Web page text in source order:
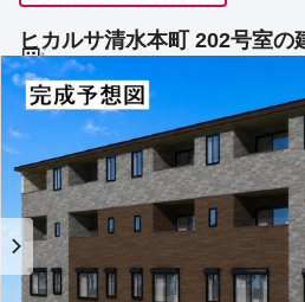
ヒカルサ清水本町 202号室の